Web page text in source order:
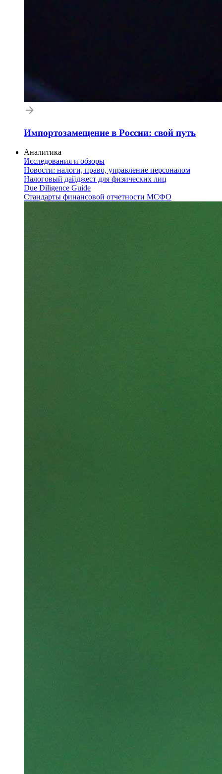
Импортозамещение в России: свой путь
Аналитика
Исследования и обзоры
Новости: налоги, право, управление персоналом
Налоговый дайджест для физических лиц
Due Diligence Guide
Стандарты финансовой отчетности МСФО